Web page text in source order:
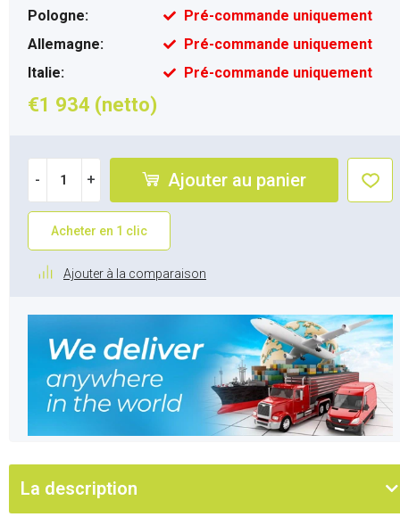
Pologne:
Pré-commande uniquement
Allemagne:
Pré-commande uniquement
Italie:
Pré-commande uniquement
€1 934 (netto)
- + Ajouter au panier
Acheter en 1 clic
Ajouter à la comparaison
La description